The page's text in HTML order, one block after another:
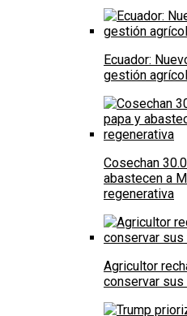
Ecuador:
gestión
Cosechan
abastecen a
regenerativa
Agricultor
conservar sus